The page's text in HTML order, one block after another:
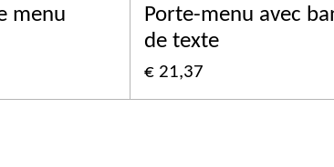
menu
Porte-menu avec
de texte
€ 21,37